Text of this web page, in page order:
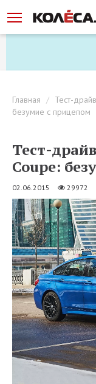
Главная Тест-
безумие с прицепом
Тест-
Coupe:
02.06.2015 29972